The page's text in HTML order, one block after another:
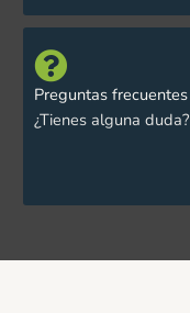
Preguntas frecuentes
¿Tienes alguna duda?